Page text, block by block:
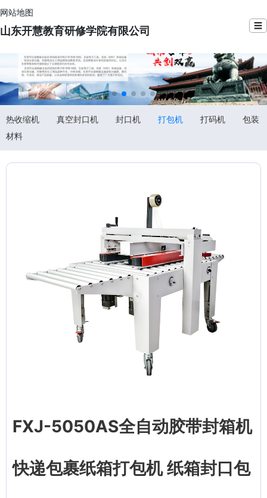
网站地图
山东开慧教育研修学院有限公司 ☰
热收缩机 真空封口机 封口机 打包机 打码机
包装
材料
FXJ-5050AS全自动胶带封箱机
快递包裹纸箱打包机 纸箱封口包